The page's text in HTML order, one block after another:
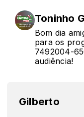
Toninho
Bom dia
para os
7492004-
audiência!
Gilberto